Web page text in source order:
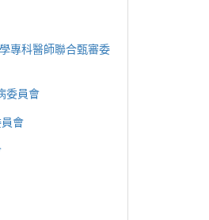
專科醫師聯合甄審委
委員會
會